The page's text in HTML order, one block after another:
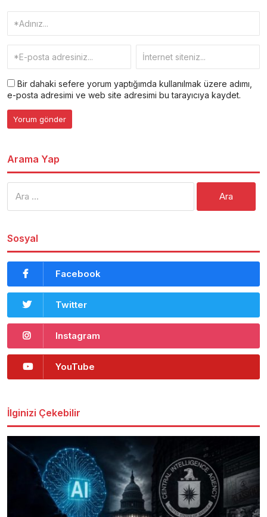
Bir dahaki sefere yorum yaptığımda kullanılmak üzere adımı,
e-posta adresimi ve web site adresimi bu tarayıcıya kaydet.
Arama Yap
Sosyal
Facebook
Twitter
Instagram
YouTube
İlginizi Çekebilir